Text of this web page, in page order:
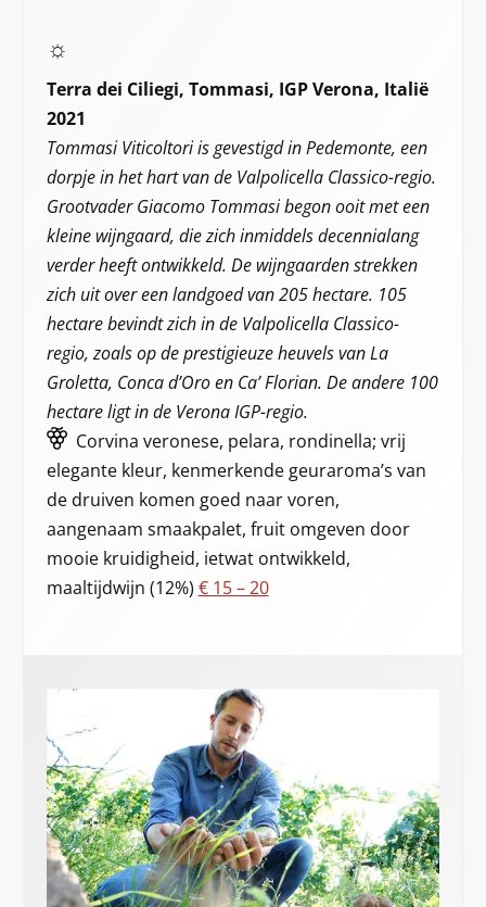
☼
Terra dei Ciliegi, Tommasi, IGP Verona, Italië
2021
Tommasi Viticoltori is gevestigd in Pedemonte, een
dorpje in het hart van de Valpolicella Classico-regio.
Grootvader Giacomo Tommasi begon ooit met een
kleine wijngaard, die zich inmiddels decennialang
verder heeft ontwikkeld. De wijngaarden strekken
zich uit over een landgoed van 205 hectare. 105
hectare bevindt zich in de Valpolicella Classico-
regio, zoals op de prestigieuze heuvels van La
Groletta, Conca d’Oro en Ca’ Florian. De andere 100
hectare ligt in de Verona IGP-regio.
Corvina veronese, pelara, rondinella; vrij
elegante kleur, kenmerkende geuraroma’s van
de druiven komen goed naar voren,
aangenaam smaakpalet, fruit omgeven door
mooie kruidigheid, ietwat ontwikkeld,
maaltijdwijn (12%) € 15 – 20